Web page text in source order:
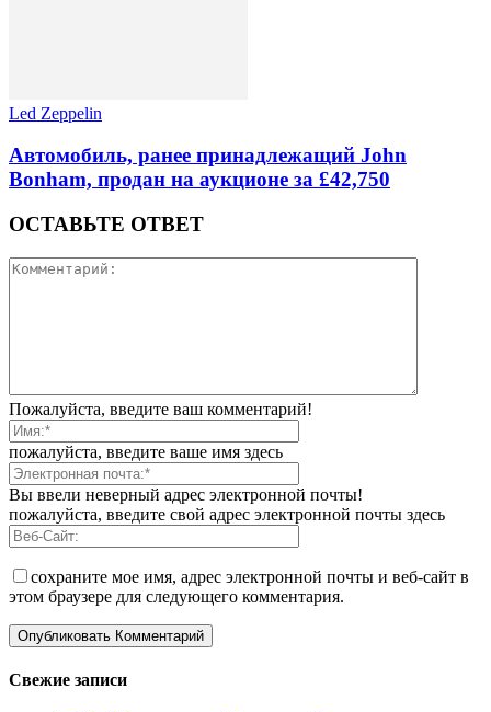
Led Zeppelin
Автомобиль, ранее принадлежащий John
Bonham, продан на аукционе за £42,750
ОСТАВЬТЕ ОТВЕТ
Пожалуйста, введите ваш комментарий!
пожалуйста, введите ваше имя здесь
Вы ввели неверный адрес электронной почты!
пожалуйста, введите свой адрес электронной почты здесь
сохраните мое имя, адрес электронной почты и веб-сайт в
этом браузере для следующего комментария.
Свежие записи